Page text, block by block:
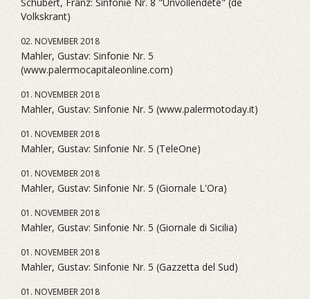
Volkskrant)
02. NOVEMBER 2018
Mahler, Gustav: Sinfonie Nr. 5
(www.palermocapitaleonline.com)
01. NOVEMBER 2018
Mahler, Gustav: Sinfonie Nr. 5 (www.palermotoday.it)
01. NOVEMBER 2018
Mahler, Gustav: Sinfonie Nr. 5 (TeleOne)
01. NOVEMBER 2018
Mahler, Gustav: Sinfonie Nr. 5 (Giornale L'Ora)
01. NOVEMBER 2018
Mahler, Gustav: Sinfonie Nr. 5 (Giornale di Sicilia)
01. NOVEMBER 2018
Mahler, Gustav: Sinfonie Nr. 5 (Gazzetta del Sud)
01. NOVEMBER 2018